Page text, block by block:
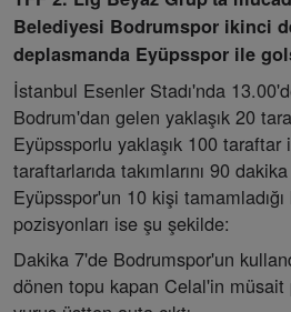
Belediyesi Bodrumspor ikinci
deplasmanda Eyüpsspor ile
İstanbul Esenler Stadı'nda
Bodrum'dan gelen yaklaşık 20
Eyüpssporlu yaklaşık 100 taraftar
taraftarlarıda takımlarını 90
Eyüpsspor'un 10 kişi tamamladığı
pozisyonları ise şu şekilde:
Dakika 7'de Bodrumspor'un
dönen topu kapan Celal'in müsait